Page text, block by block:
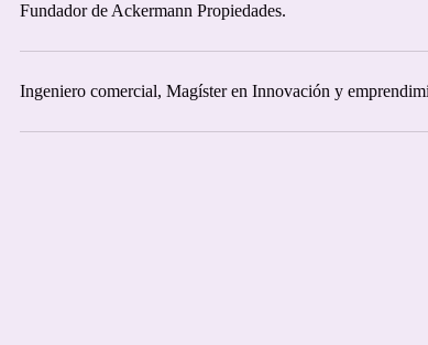
Fundador de Ackermann Propiedades.
Ingeniero comercial, Magíster en Innovación y